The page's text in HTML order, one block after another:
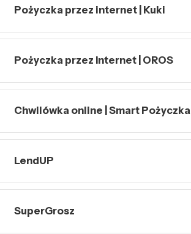
Pożyczka przez internet | Kuki
Pożyczka przez Internet | OROS
Chwilówka online | Smart Pożyczka
LendUP
SuperGrosz